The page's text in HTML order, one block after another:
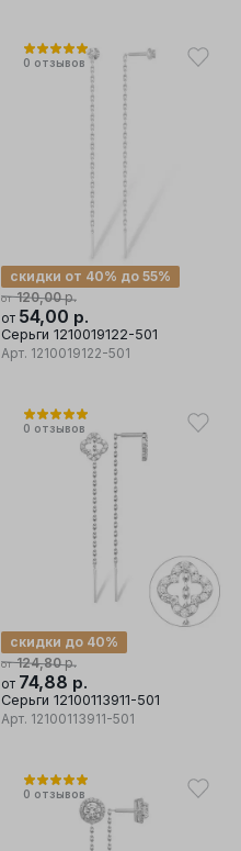
0 отзывов
от 120,00р.
скидки от 40% до 55%
от 54,00 р.
Серьги 1210019122-501
Арт. 1210019122-501
0 отзывов
от 124,80р.
скидки до 40%
от 74,88 р.
Серьги 12100113911-501
Арт. 12100113911-501
0 отзывов